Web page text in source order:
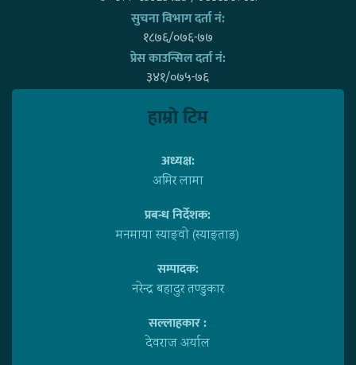
सुचना विभाग दर्ता नं:
१८७६/०७६-७७
प्रेस काउन्सिल दर्ता नं:
३४१/०७५-७६
हाम्राे टिम
अध्यक्ष:
अमिर लामा
प्रबन्ध निर्देशक:
मनमाया स्याङ्वाे (स्याङ्ताङ)
सम्पादक:
नरेन्द्र बहादुर तण्डुकार
सल्लाहकार :
देवराज अर्याल